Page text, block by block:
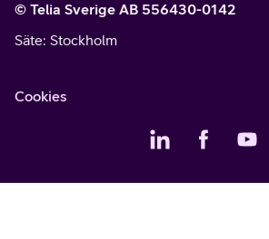
© Telia Sverige AB 556430-0142
Säte: Stockholm
Cookies